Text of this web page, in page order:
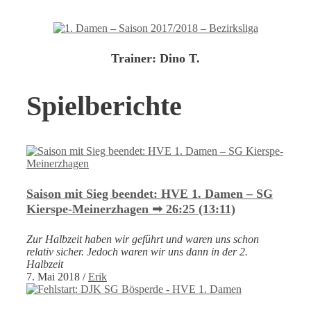
Trainer: Dino T.
Spielberichte
Saison mit Sieg beendet: HVE 1. Damen – SG
Kierspe-Meinerzhagen ➟ 26:25 (13:11)
Zur Halbzeit haben wir geführt und waren uns schon
relativ sicher. Jedoch waren wir uns dann in der 2.
Halbzeit
7. Mai 2018 /Erik